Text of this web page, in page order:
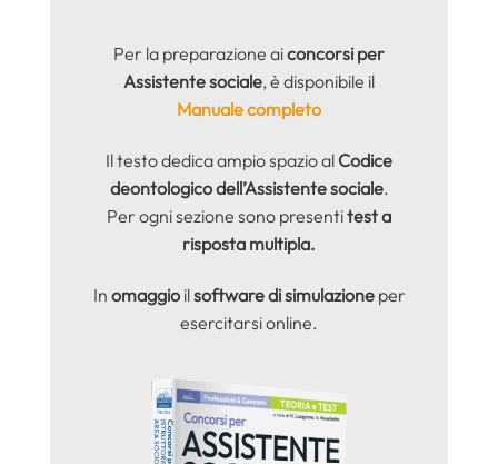
Per la preparazione aiconcorsi per
Assistente sociale, è disponibile il
Manuale completo
Il testo dedica ampio spazio al Codice
deontologico dell’Assistente sociale.
Per ogni sezione sono presentitest a
risposta multipla.
In omaggioilsoftware di simulazioneper
esercitarsi online.